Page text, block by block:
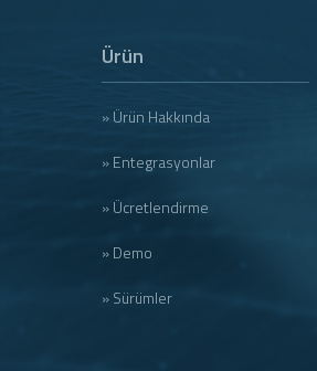
Ürün
» Ürün Hakkında
» Entegrasyonlar
» Ücretlendirme
» Demo
» Sürümler